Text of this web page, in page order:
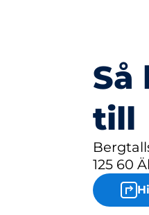
Så
till
125 60